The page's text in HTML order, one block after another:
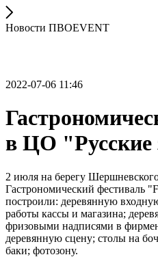
Новости ПВОEVENT
2022-07-06 11:46
в ЦО "Русские
2 июля на берегу
Гастрономический
построили: деревянную
работы кассы и магазина;
фризовыми надписями в
деревянную сцену; столы на
баки; фотозону.